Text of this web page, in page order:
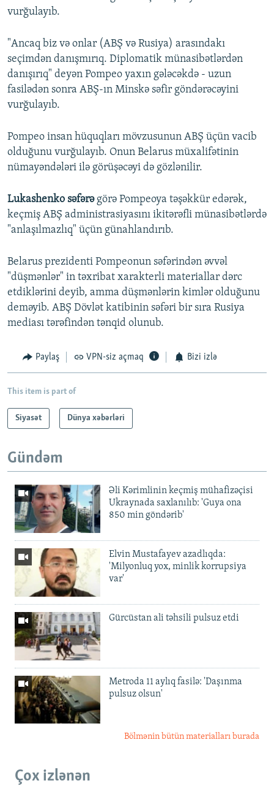
vurğulayıb.
"Ancaq biz və onlar (ABŞ və Rusiya) arasındakı
seçimdən danışmırıq. Diplomatik münasibətlərdən
danışırıq" deyən Pompeo yaxın gələcəkdə - uzun
fasilədən sonra ABŞ-ın Minskə səfir göndərəcəyini
vurğulayıb.
Pompeo insan hüquqları mövzusunun ABŞ üçün vacib
olduğunu vurğulayıb. Onun Belarus müxalifətinin
nümayəndələri ilə görüşəcəyi də gözlənilir.
Lukashenko səfərə görə Pompeoya təşəkkür edərək,
keçmiş ABŞ administrasiyasını ikitərəfli münasibətlərdə
"anlaşılmazlıq" üçün günahlandırıb.
Belarus prezidenti Pompeonun səfərindən əvvəl
"düşmənlər" in təxribat xarakterli materiallar dərc
etdiklərini deyib, amma düşmənlərin kimlər olduğunu
deməyib. ABŞ Dövlət katibinin səfəri bir sıra Rusiya
mediası tərəfindən tənqid olunub.
Paylaş VPN-siz açmaq Bizi izlə
This item is part of
Siyasət Dünya xəbərləri
Gündəm
Əli Kərimlinin keçmiş mühafizəçisi
Ukraynada saxlanılıb: 'Guya ona
850 min göndərib'
Elvin Mustafayev azadlıqda:
'Milyonluq yox, minlik korrupsiya
var'
Gürcüstan ali təhsili pulsuz etdi
Metroda 11 aylıq fasilə: 'Daşınma
pulsuz olsun'
Bölmənin bütün materialları burada
Çox izlənən